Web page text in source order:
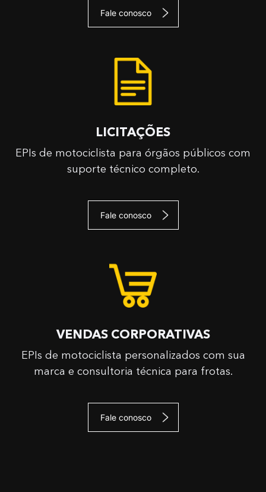
Fale conosco
LICITAÇÕES
EPIs de motociclista para órgãos públicos com
suporte técnico completo.
Fale conosco
VENDAS CORPORATIVAS
EPIs de motociclista personalizados com sua
marca e consultoria técnica para frotas.
Fale conosco